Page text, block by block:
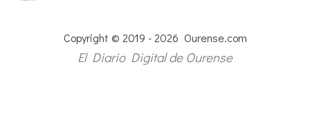
Copyright © 2019 - 2026 Ourense.com
El Diario Digital de Ourense